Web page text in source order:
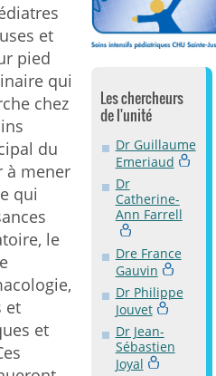
Les chercheurs
de l'unité
Dr Guillaume
Emeriaud
Dr
Catherine-
Ann Farrell
Dre France
Gauvin
Dr Philippe
Jouvet
Dr Jean-
Sébastien
Joyal
et
pied
qui
chez
du
à mener
qui
le
et
et